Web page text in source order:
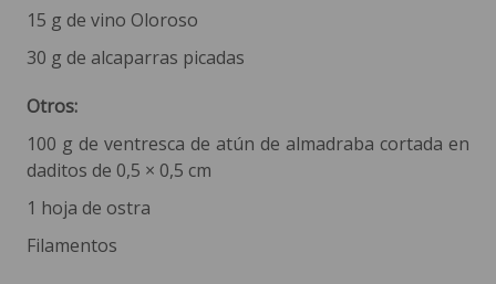
15 g de vino Oloroso
30 g de alcaparras picadas
Otros:
100 g de ventresca de atún de almadraba cortada en
daditos de 0,5 × 0,5 cm
1 hoja de ostra
Filamentos